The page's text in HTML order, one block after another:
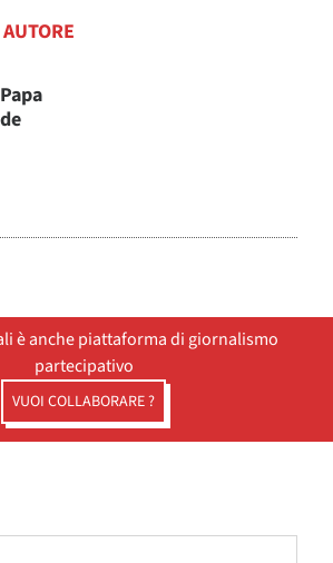
è anche piattaforma di giornalismo
partecipativo
VUOI COLLABORARE ?